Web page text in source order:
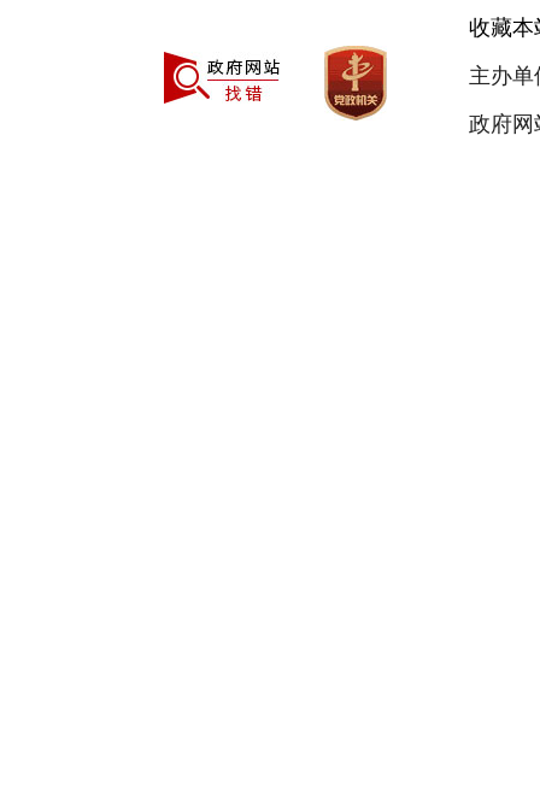
收藏本
主办
政府网